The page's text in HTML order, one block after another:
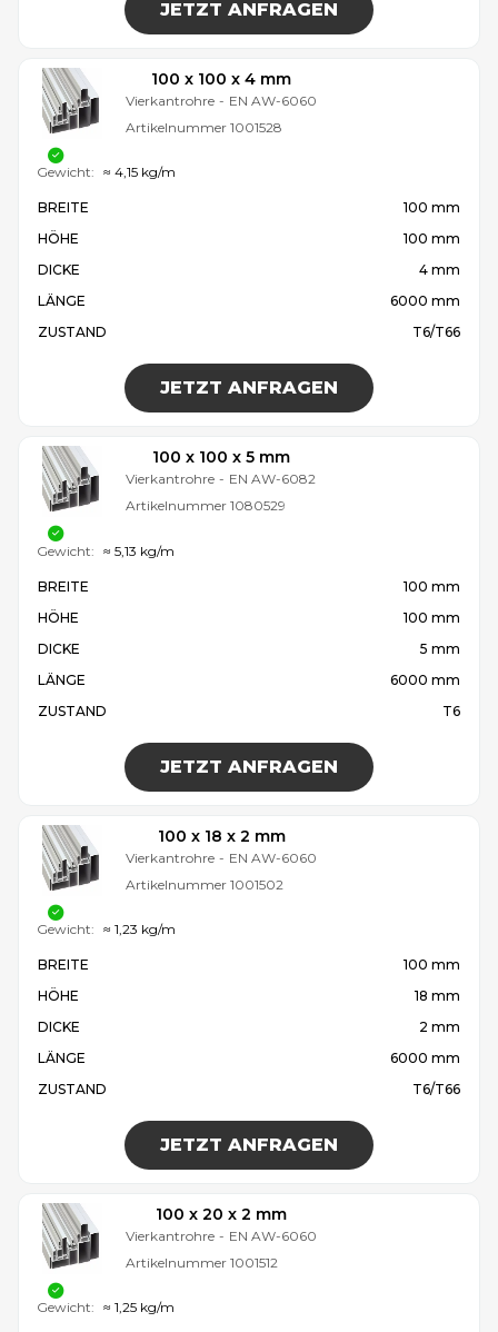
JETZT ANFRAGEN
100 x 100 x 4 mm
Vierkantrohre - EN AW-6060
Artikelnummer 1001528
BREITE
100 mm
HÖHE
100 mm
DICKE
4 mm
LÄNGE
6000 mm
ZUSTAND
T6/T66
JETZT ANFRAGEN
Gewicht: ≈ 4,15 kg/m
100 x 100 x 5 mm
Vierkantrohre - EN AW-6082
Artikelnummer 1080529
BREITE
100 mm
HÖHE
100 mm
DICKE
5 mm
LÄNGE
6000 mm
ZUSTAND
T6
JETZT ANFRAGEN
Gewicht: ≈ 5,13 kg/m
100 x 18 x 2 mm
Vierkantrohre - EN AW-6060
Artikelnummer 1001502
BREITE
100 mm
HÖHE
18 mm
DICKE
2 mm
LÄNGE
6000 mm
ZUSTAND
T6/T66
JETZT ANFRAGEN
Gewicht: ≈ 1,23 kg/m
100 x 20 x 2 mm
Vierkantrohre - EN AW-6060
Artikelnummer 1001512
Gewicht: ≈ 1,25 kg/m